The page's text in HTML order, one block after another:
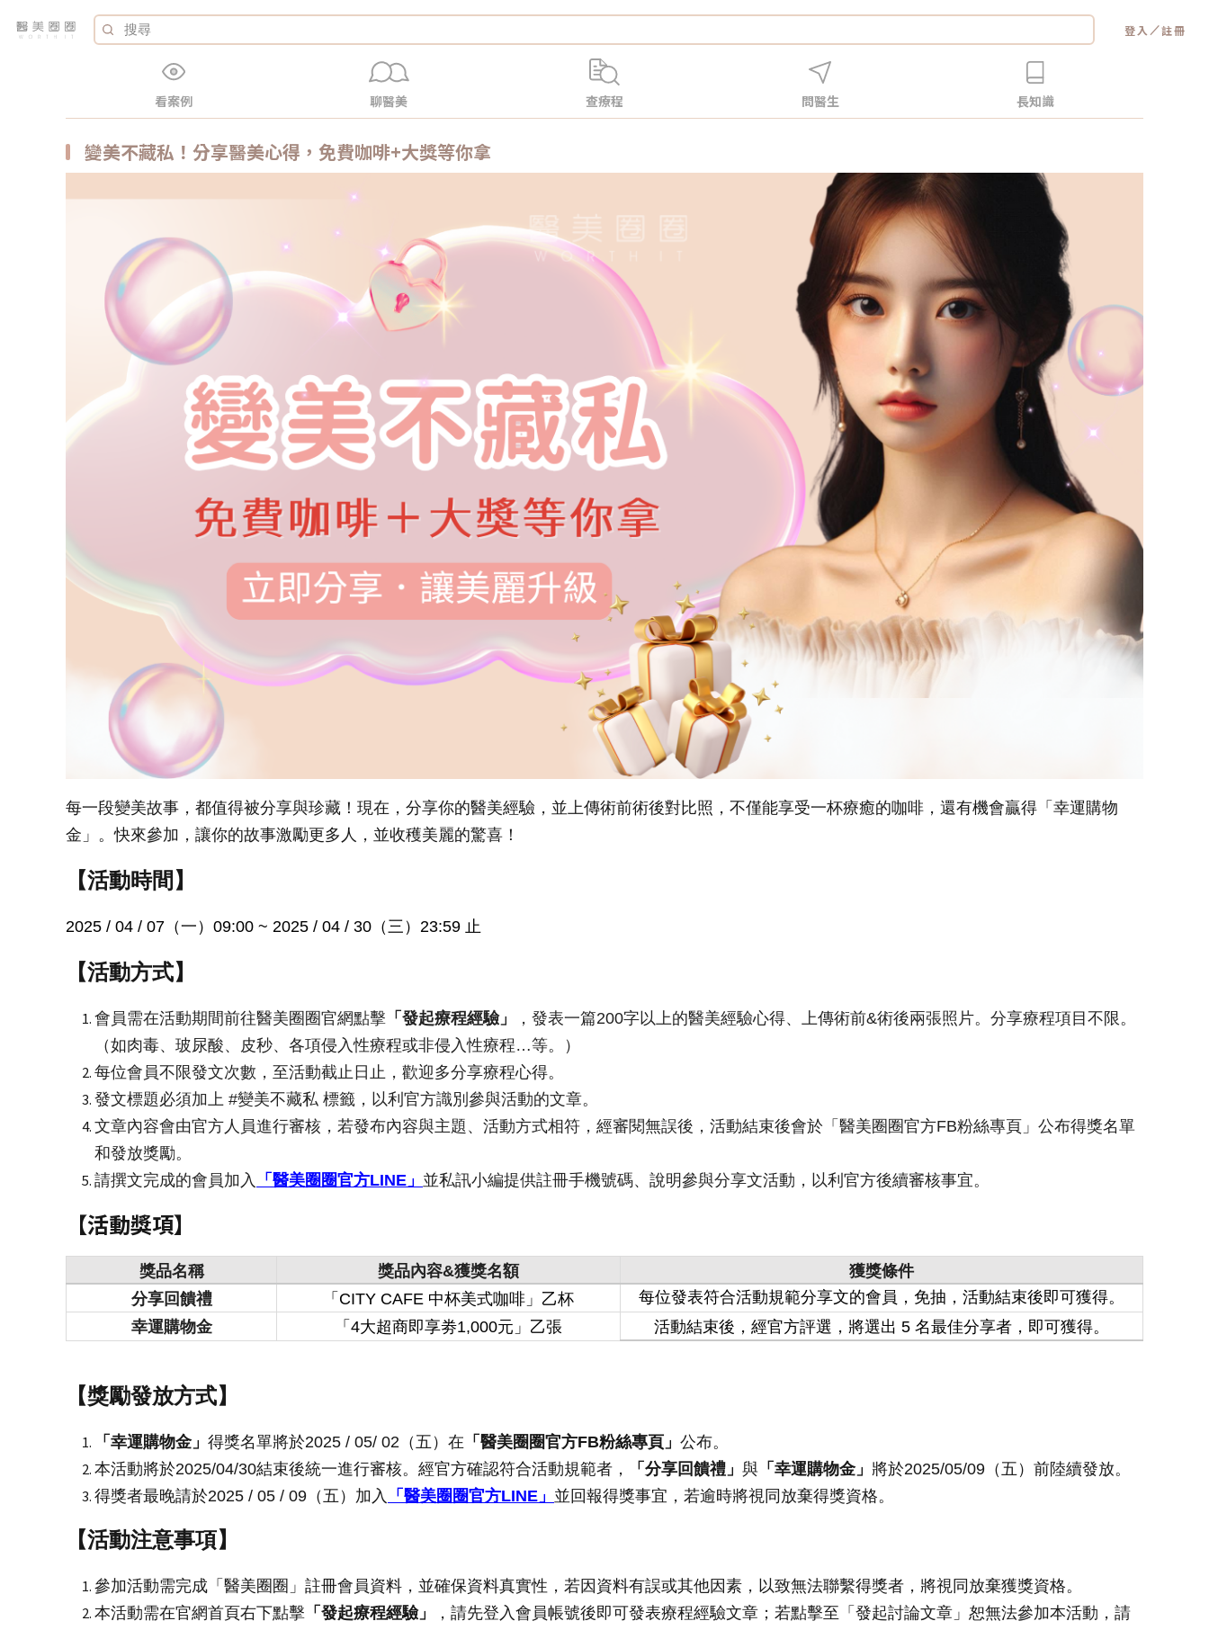
登入 ／註冊
看案例 聊醫美 查療程 問醫生 長知識
變美不藏私！分享醫美心得，免費咖啡+大獎等你拿
每一段變美故事，都值得被分享與珍藏！現在，分享你的醫美經驗，並上傳術前術後對比照，不僅能享受一杯療癒的咖啡，還有機會贏得「幸運購物
金」。快來參加，讓你的故事激勵更多人，並收穫美麗的驚喜！
【活動時間】
2025 / 04 / 07 （一）09:00 ~ 2025 / 04 / 30（三）23:59 止
【活動方式】
會員需在活動期間前往醫美圈圈官網點擊 「發起療程經驗」
，發表一篇200字以上的醫美經驗心得、上傳術前&術後兩張照片。分享療程項目不限。
（如肉毒、玻尿酸、皮秒、各項侵入性療程或非侵入性療程…等。）
每位會員不限發文次數，至活動截止日止，歡迎多分享療程心得。
發文標題必須加上 #變美不藏私 標籤，以利官方識別參與活動的文章。
文章內容會由官方人員進行審核，若發布內容與主題、活動方式相符，經審閱無誤後，活動結束後會於「醫美圈圈官方FB粉絲專頁」公布得獎名單
和發放獎勵。
請撰文完成的會員加入
「醫美圈圈官方LINE 」 並私訊小編提供註冊手機號碼、說明參與分享文活動，以利官方後續審核事宜。
【活動獎項】
獎品名稱 獎品內容&獲獎名額
獲獎條件
分享回饋禮
「CITY CAFE 中杯美式咖啡」乙杯
每位發表符合活動規範分享文的會員，免抽，活動結束後即可獲得。
幸運購物金
「4大超商即享劵1,000元」乙張 活動結束後，經官方評選，將選出 5 名最佳分享者，即可獲得。
【獎勵發放方式】
「幸運購物金」 得獎名單將於2025 / 05/ 02（五）在 「醫美圈圈官方FB粉絲專頁」 公布。
本活動將於2025/04/30結束後統一進行審核。經官方確認符合活動規範者，
「分享回饋禮」 與 「幸運購物金」 將於2025/05/09（五）前陸續發放。
得獎者最晚請於2025 / 05 / 09（五）加入
「醫美圈圈官方LINE 」 並回報得獎事宜，若逾時將視同放棄得獎資格。
【活動注意事項】
參加活動需完成「醫美圈圈」註冊會員資料，並確保資料真實性，若因資料有誤或其他因素，以致無法聯繫得獎者，將視同放棄獲獎資格。
本活動需在官網首頁右下點擊 「發起療程經驗」
，請先登入會員帳號後即可發表療程經驗文章；若點擊至「發起討論文章」恕無法參加本活動，請